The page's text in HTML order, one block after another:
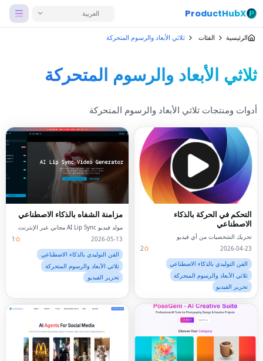
ProductHubX العربية
الرئيسية الفئات ثلاثي الأبعاد والرسوم المتحركة
ثلاثي الأبعاد والرسوم المتحركة
أدوات ومنتجات ثلاثي الأبعاد والرسوم المتحركة
التحكم في الحركة بالذكاء
الاصطناعي
تحريك الشخصيات من أي فيديو
2026-04-23
2
الفن التوليدي بالذكاء الاصطناعي
ثلاثي الأبعاد والرسوم المتحركة
تحرير الفيديو
مزامنة الشفاه بالذكاء الاصطناعي
مولد فيديو AI Lip Sync مجاني عبر الإنترنت
2026-05-13
1
الفن التوليدي بالذكاء الاصطناعي
ثلاثي الأبعاد والرسوم المتحركة
تحرير الفيديو